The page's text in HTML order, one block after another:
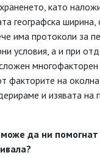
като
географска
има протоколи за
условия, а и при
на
и изявата на
да ни